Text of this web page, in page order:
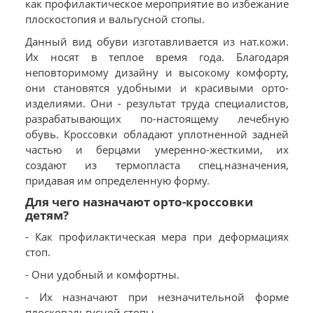
как профилактическое мероприятие во избежание
плоскостопия и вальгусной стопы.
Данный вид обуви изготавливается из нат.кожи.
Их носят в теплое время года. Благодаря
неповторимому дизайну и высокому комфорту,
они становятся удобными и красивыми орто-
изделиями. Они - результат труда специалистов,
разрабатывающих по-настоящему лечебную
обувь. Кроссовки обладают уплотненной задней
частью и берцами умеренно-жесткими, их
создают из термопласта спец.назначения,
придавая им определенную форму.
Для чего назначают орто-кроссовки
детям?
- Как профилактическая мера при деформациях
стоп.
- Они удобный и комфортны.
- Их назначают при незначительной форме